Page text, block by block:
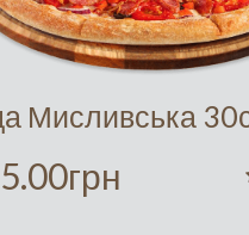
Мисливська
грн